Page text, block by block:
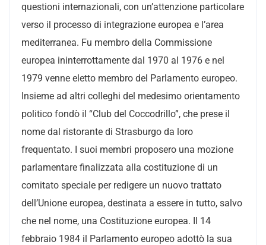
questioni internazionali, con un’attenzione particolare
verso il processo di integrazione europea e l’area
mediterranea. Fu membro della Commissione
europea ininterrottamente dal 1970 al 1976 e nel
1979 venne eletto membro del Parlamento europeo.
Insieme ad altri colleghi del medesimo orientamento
politico fondò il “Club del Coccodrillo”, che prese il
nome dal ristorante di Strasburgo da loro
frequentato. I suoi membri proposero una mozione
parlamentare finalizzata alla costituzione di un
comitato speciale per redigere un nuovo trattato
dell’Unione europea, destinata a essere in tutto, salvo
che nel nome, una Costituzione europea. Il 14
febbraio 1984 il Parlamento europeo adottò la sua